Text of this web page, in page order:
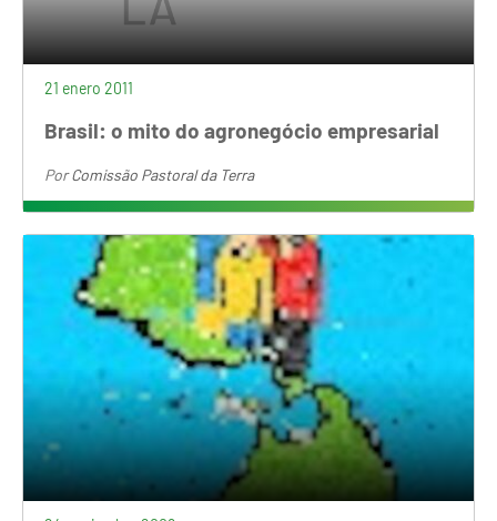
21 enero 2011
Brasil: o mito do agronegócio empresarial
PorComissão Pastoral da Terra